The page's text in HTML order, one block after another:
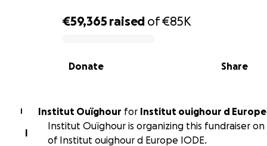
0% complete
€59,365 raised of€85K
Share
Donate
I Institut Ouïghour for Institut ouighour d Europe
I
Institut Ouïghour is organizing this fundraiser
of Institut ouighour d Europe IODE.